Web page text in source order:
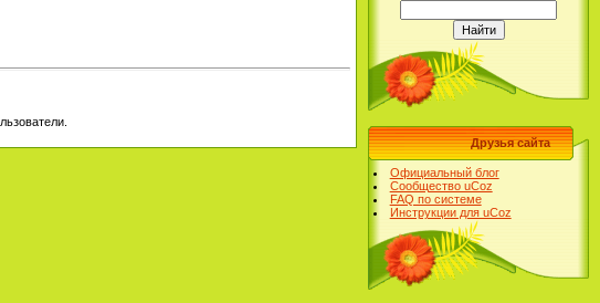
Друзья сайта
Официальный блог
Сообщество uCoz
FAQ по системе
Инструкции для uCoz